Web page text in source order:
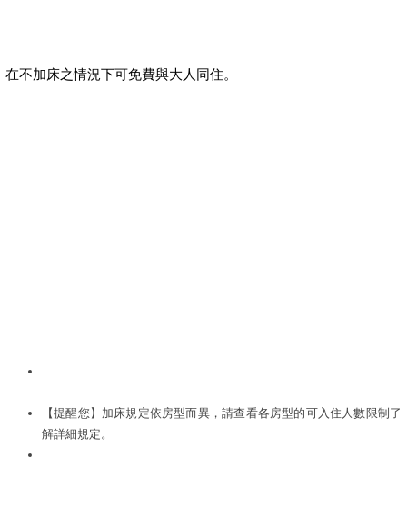
在不加床之情況下可免費與大人同住。
【提醒您】加床規定依房型而異，請查看各房型的可入住人數限制了
解詳細規定。